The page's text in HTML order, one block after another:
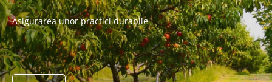
Biodiversitatea și schimbările climatice
Declarații de mediu
Asigurarea unor practici durabile